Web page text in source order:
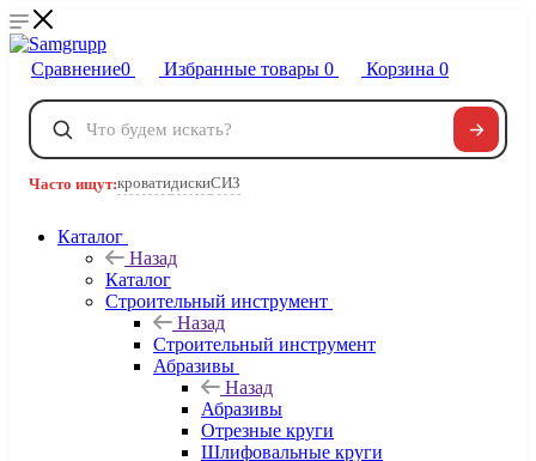
Сравнение0 Избранные товары 0 Корзина 0
Телефоны
8 800 222-40-09
Часто ищут:кроватидискиСИЗ
Каталог
Назад
Каталог
Строительный инструмент
Назад
Строительный инструмент
Абразивы
Назад
Абразивы
Отрезные круги
Шлифовальные круги